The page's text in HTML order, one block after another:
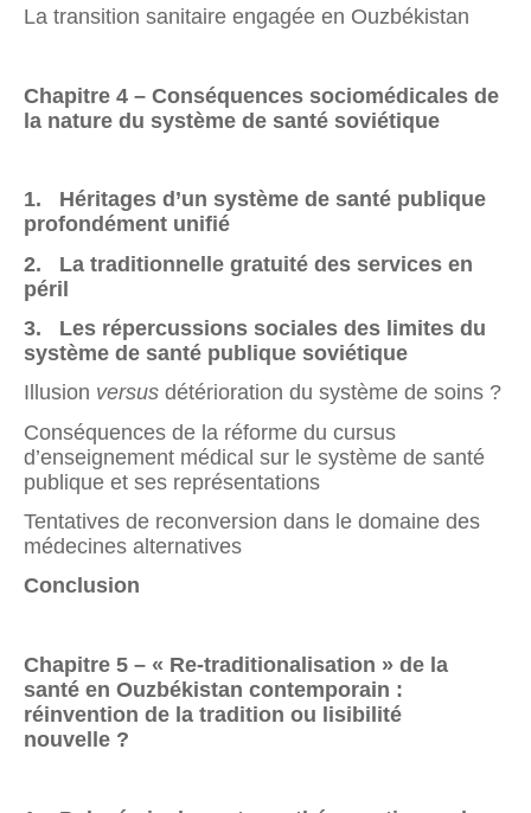
La transition sanitaire engagée en Ouzbékistan
Chapitre 4 – Conséquences sociomédicales de
la nature du système de santé soviétique
1. Héritages d’un système de santé publique
profondément unifié
2. La traditionnelle gratuité des services en
péril
3. Les répercussions sociales des limites du
système de santé publique soviétique
Illusion versus détérioration du système de soins ?
Conséquences de la réforme du cursus
d’enseignement médical sur le système de santé
publique et ses représentations
Tentatives de reconversion dans le domaine des
médecines alternatives
Conclusion
Chapitre 5 – « Re-traditionalisation » de la
santé en Ouzbékistan contemporain :
réinvention de la tradition ou lisibilité
nouvelle ?